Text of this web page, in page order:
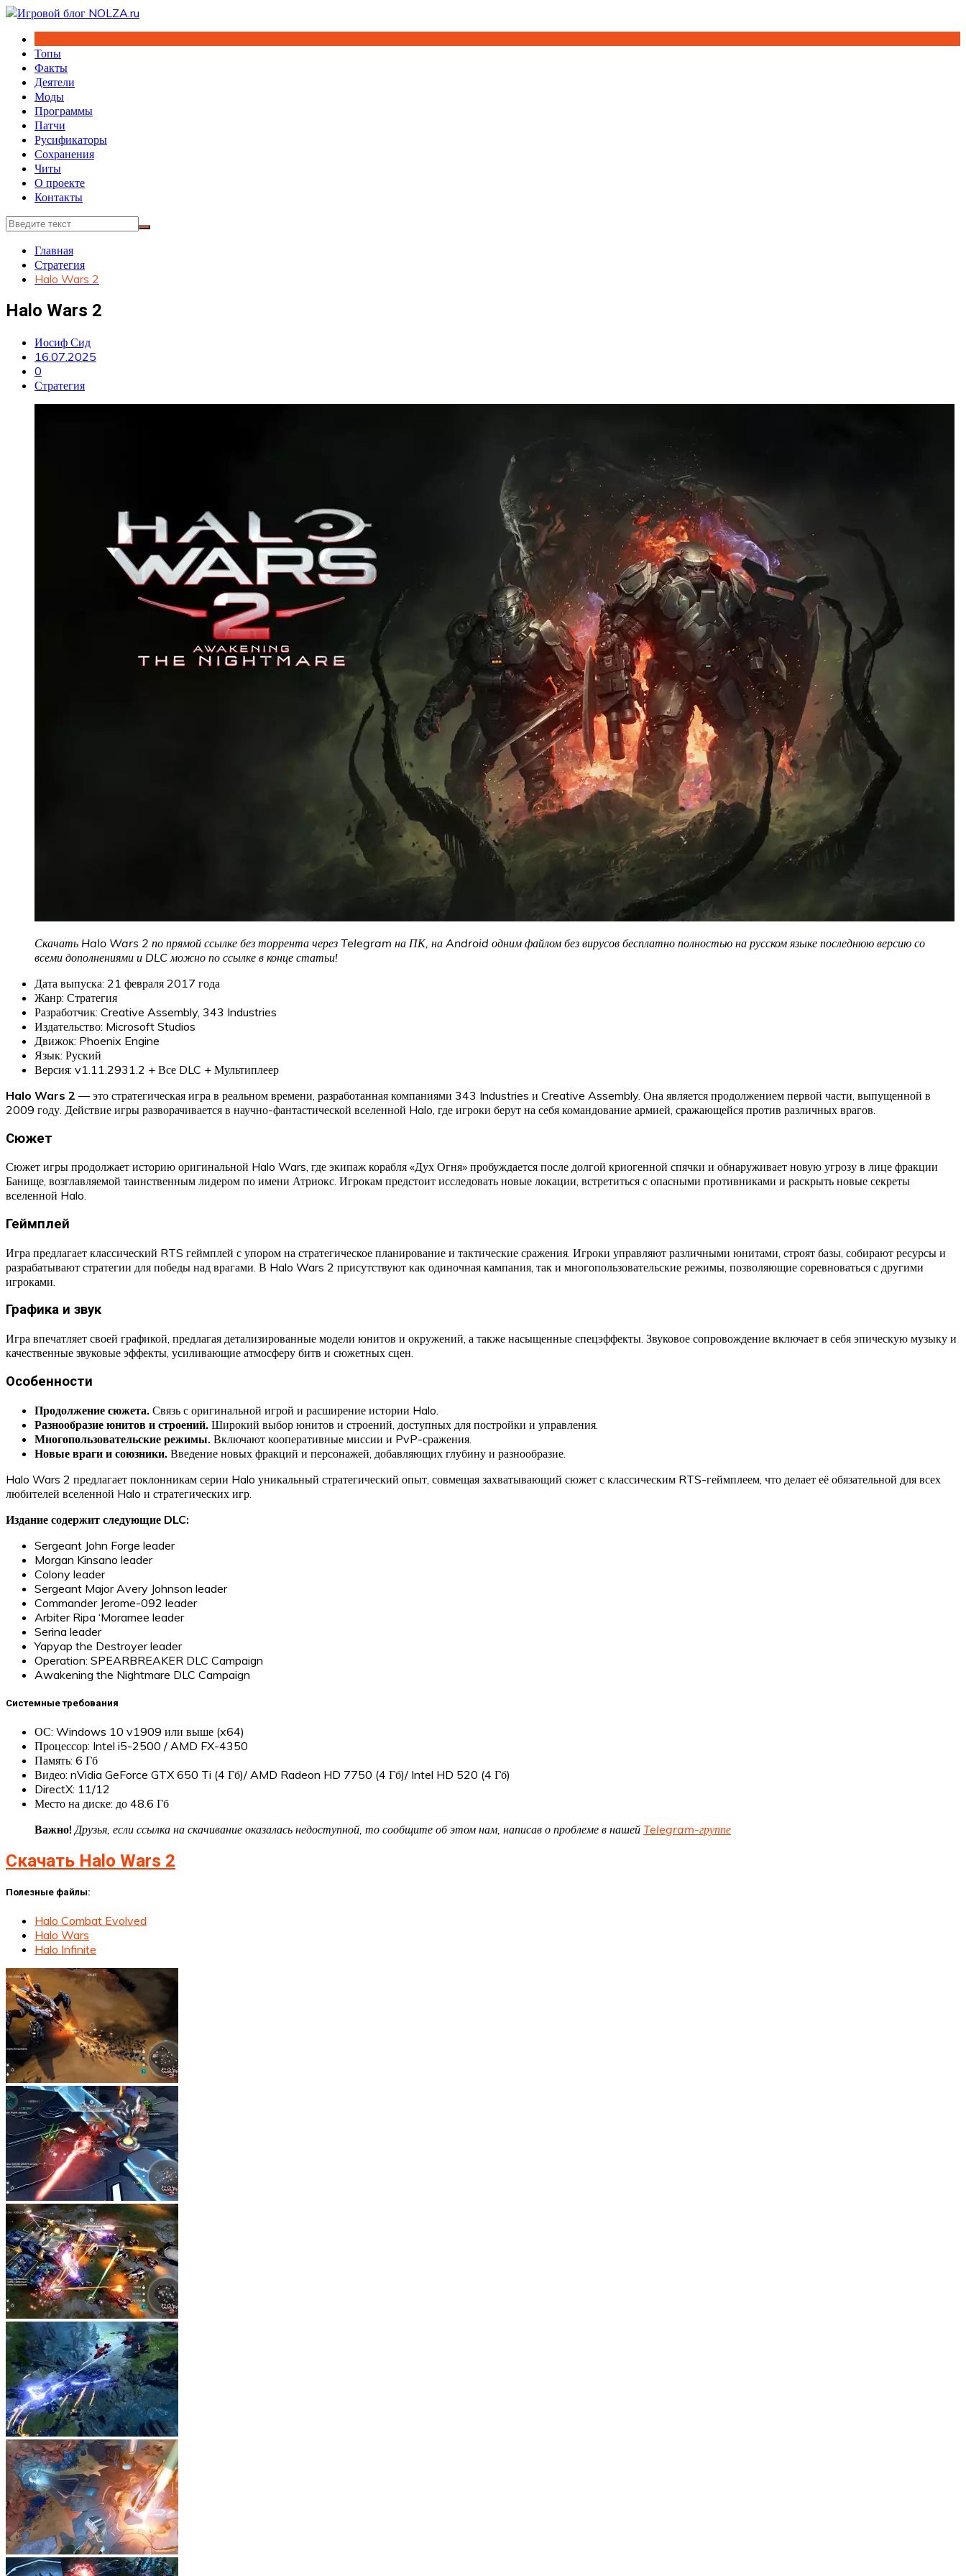
Перейти
содержимому
Топы
Факты
Деятели
Моды
Программы
Патчи
Русификаторы
Сохранения
Читы
О проекте
Контакты
Главная
Стратегия
Halo Wars 2
Halo Wars 2
Иосиф Сид
16.07.2025
0
Стратегия
Скачать Halo Wars 2 по прямой ссылке без торрента через Telegram на ПК, на Android одним файлом без вирусов бесплатно полностью на русском языке последнюю версию со
всеми дополнениями и DLC можно по ссылке в конце статьи!
Дата выпуска: 21 февраля 2017 года
Жанр: Стратегия
Разработчик: Creative Assembly, 343 Industries
Издательство: Microsoft Studios
Движок: Phoenix Engine
Язык: Руский
Версия: v1.11.2931.2 + Все DLC + Мультиплеер
Halo Wars 2 — это стратегическая игра в реальном времени, разработанная компаниями 343 Industries и Creative Assembly. Она является продолжением первой части, выпущенной в
2009 году. Действие игры разворачивается в научно-фантастической вселенной Halo, где игроки берут на себя командование армией, сражающейся против различных врагов.
Сюжет
Сюжет игры продолжает историю оригинальной Halo Wars, где экипаж корабля «Дух Огня» пробуждается после долгой криогенной спячки и обнаруживает новую угрозу в лице фракции
Банище, возглавляемой таинственным лидером по имени Атриокс. Игрокам предстоит исследовать новые локации, встретиться с опасными противниками и раскрыть новые секреты
вселенной Halo.
Геймплей
Игра предлагает классический RTS геймплей с упором на стратегическое планирование и тактические сражения. Игроки управляют различными юнитами, строят базы, собирают ресурсы и
разрабатывают стратегии для победы над врагами. В Halo Wars 2 присутствуют как одиночная кампания, так и многопользовательские режимы, позволяющие соревноваться с другими
игроками.
Графика и звук
Игра впечатляет своей графикой, предлагая детализированные модели юнитов и окружений, а также насыщенные спецэффекты. Звуковое сопровождение включает в себя эпическую музыку и
качественные звуковые эффекты, усиливающие атмосферу битв и сюжетных сцен.
Особенности
Продолжение сюжета. Связь с оригинальной игрой и расширение истории Halo.
Разнообразие юнитов и строений. Широкий выбор юнитов и строений, доступных для постройки и управления.
Многопользовательские режимы. Включают кооперативные миссии и PvP-сражения.
Новые враги и союзники. Введение новых фракций и персонажей, добавляющих глубину и разнообразие.
Halo Wars 2 предлагает поклонникам серии Halo уникальный стратегический опыт, совмещая захватывающий сюжет с классическим RTS-геймплеем, что делает её обязательной для всех
любителей вселенной Halo и стратегических игр.
Издание содержит следующие DLC:
Sergeant John Forge leader
Morgan Kinsano leader
Colony leader
Sergeant Major Avery Johnson leader
Commander Jerome-092 leader
Arbiter Ripa ‘Moramee leader
Serina leader
Yapyap the Destroyer leader
Operation: SPEARBREAKER DLC Campaign
Awakening the Nightmare DLC Campaign
Системные требования
ОС: Windows 10 v1909 или выше (x64)
Процессор: Intel i5-2500 / AMD FX-4350
Память: 6 Гб
Видео: nVidia GeForce GTX 650 Ti (4 Гб)/ AMD Radeon HD 7750 (4 Гб)/ Intel HD 520 (4 Гб)
DirectX: 11/12
Место на диске: до 48.6 Гб
Важно! Друзья, если ссылка на скачивание оказалась недоступной, то сообщите об этом нам, написав о проблеме в нашей Telegram-группе
Скачать Halo Wars 2
Полезные файлы:
Halo Combat Evolved
Halo Wars
Halo Infinite